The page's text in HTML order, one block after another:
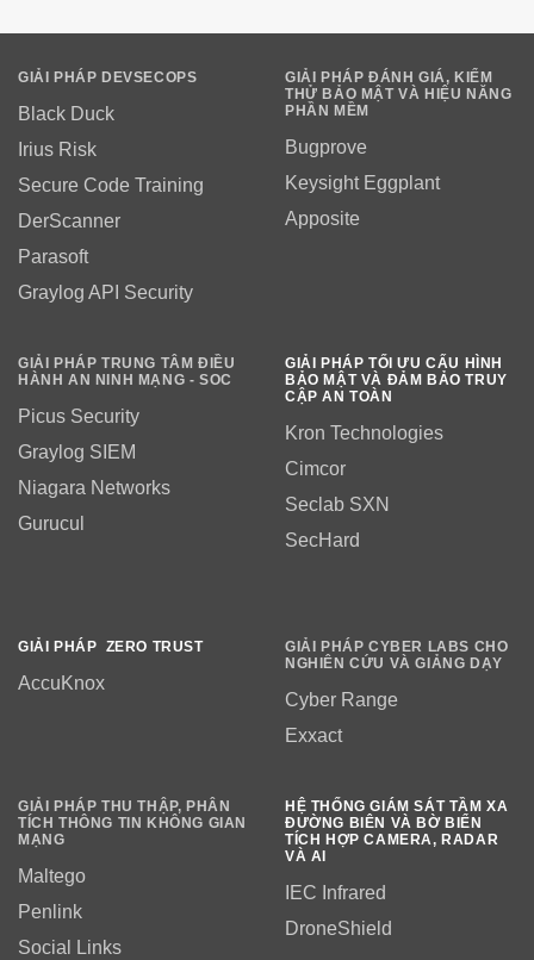
GIẢI PHÁP DEVSECOPS
Black Duck
Irius Risk
Secure Code Training
DerScanner
Parasoft
Graylog API Security
GIẢI PHÁP ĐÁNH GIÁ, KIỂM
THỬ BẢO MẬT VÀ HIỆU NĂNG
PHẦN MỀM
Bugprove
Keysight Eggplant
Apposite
GIẢI PHÁP TRUNG TÂM ĐIỀU
HÀNH AN NINH MẠNG - SOC
Picus Security
Graylog SIEM
Niagara Networks
Gurucul
GIẢI PHÁP TỐI ƯU CẤU HÌNH
BẢO MẬT VÀ ĐẢM BẢO TRUY
CẬP AN TOÀN
Kron Technologies
Cimcor
Seclab SXN
SecHard
GIẢI PHÁP ZERO TRUST
AccuKnox
GIẢI PHÁP CYBER LABS CHO
NGHIÊN CỨU VÀ GIẢNG DẠY
Cyber Range
Exxact
GIẢI PHÁP THU THẬP, PHÂN
TÍCH THÔNG TIN KHÔNG GIAN
MẠNG
Maltego
Penlink
Social Links
HỆ THỐNG GIÁM SÁT TẦM XA
ĐƯỜNG BIÊN VÀ BỜ BIỂN
TÍCH HỢP CAMERA, RADAR
VÀ AI
IEC Infrared
DroneShield